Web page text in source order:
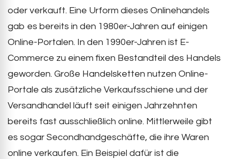
oder verkauft. Eine Urform dieses Onlinehandels
gab es bereits in den 1980er-Jahren auf einigen
Online-Portalen. In den 1990er-Jahren ist E-
Commerce zu einem fixen Bestandteil des Handels
geworden. Große Handelsketten nutzen Online-
Portale als zusätzliche Verkaufsschiene und der
Versandhandel läuft seit einigen Jahrzehnten
bereits fast ausschließlich online. Mittlerweile gibt
es sogar Secondhandgeschäfte, die ihre Waren
online verkaufen. Ein Beispiel dafür ist die